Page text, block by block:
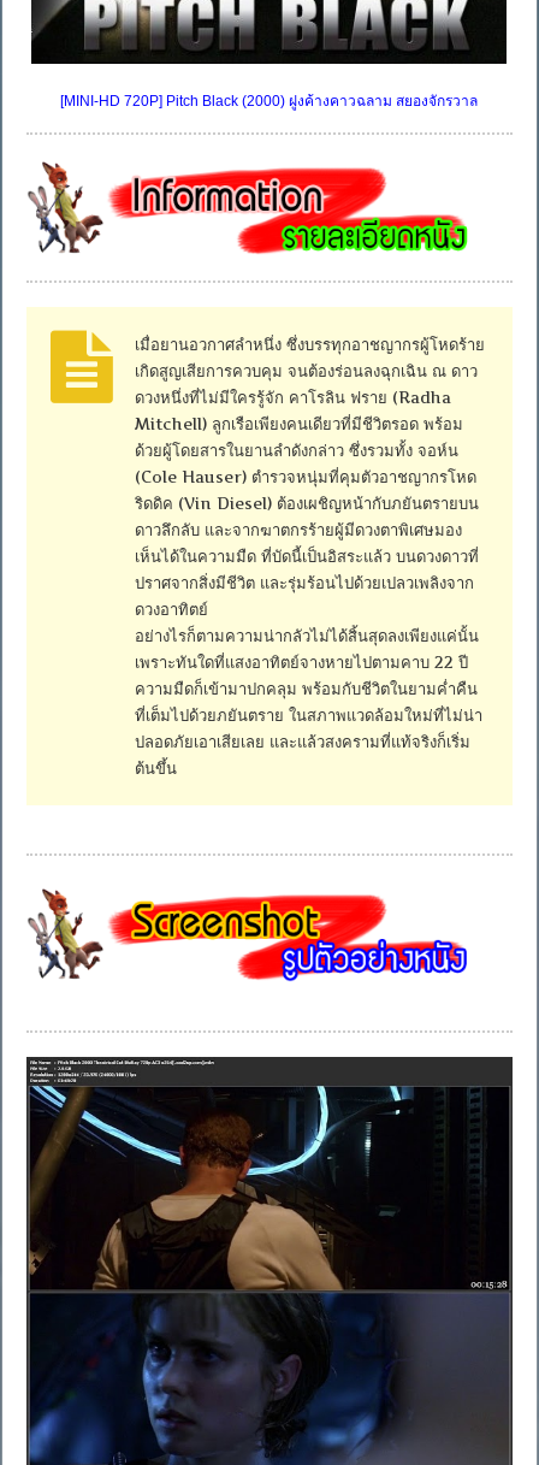
[MINI-HD 720P] Pitch Black (2000) ฝูงค้างคาวฉลาม สยองจักรวาล
เมื่อยานอวกาศลำหนึ่ง ซึ่งบรรทุกอาชญากรผู้โหดร้าย
เกิดสูญเสียการควบคุม จนต้องร่อนลงฉุกเฉิน ณ ดาว
ดวงหนึ่งที่ไม่มีใครรู้จัก คาโรลิน ฟราย (Radha
Mitchell) ลูกเรือเพียงคนเดียวที่มีชีวิตรอด พร้อม
ด้วยผู้โดยสารในยานลำดังกล่าว ซึ่งรวมทั้ง จอห์น
(Cole Hauser) ตำรวจหนุ่มที่คุมตัวอาชญากรโหด
ริดดิค (Vin Diesel) ต้องเผชิญหน้ากับภยันตรายบน
ดาวลึกลับ และจากฆาตกรร้ายผู้มีดวงตาพิเศษมอง
เห็นได้ในความมืด ที่บัดนี้เป็นอิสระแล้ว บนดวงดาวที่
ปราศจากสิ่งมีชีวิต และรุ่มร้อนไปด้วยเปลวเพลิงจาก
ดวงอาทิตย์
อย่างไรก็ตามความน่ากลัวไม่ได้สิ้นสุดลงเพียงแค่นั้น
เพราะทันใดที่แสงอาทิตย์จางหายไปตามคาบ 22 ปี
ความมืดก็เข้ามาปกคลุม พร้อมกับชีวิตในยามค่ำคืน
ที่เต็มไปด้วยภยันตราย ในสภาพแวดล้อมใหม่ที่ไม่น่า
ปลอดภัยเอาเสียเลย และแล้วสงครามที่แท้จริงก็เริ่ม
ต้นขึ้น